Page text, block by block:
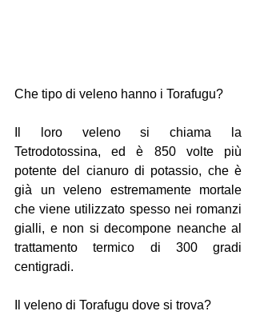
Che tipo di veleno hanno i Torafugu?
Il loro veleno si chiama la
Tetrodotossina, ed è 850 volte più
potente del cianuro di potassio, che è
già un veleno estremamente mortale
che viene utilizzato spesso nei romanzi
gialli, e non si decompone neanche al
trattamento termico di 300 gradi
centigradi.
Il veleno di Torafugu dove si trova?